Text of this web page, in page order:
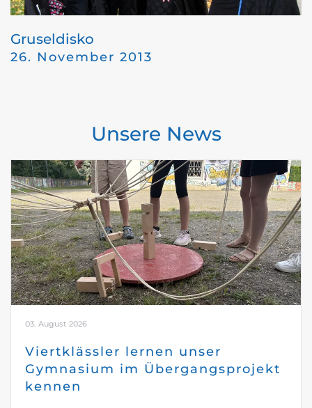
Gruseldisko
26. November 2013
Unsere News
03. August 2026
Viertklässler lernen unser
Gymnasium im Übergangsprojekt
kennen